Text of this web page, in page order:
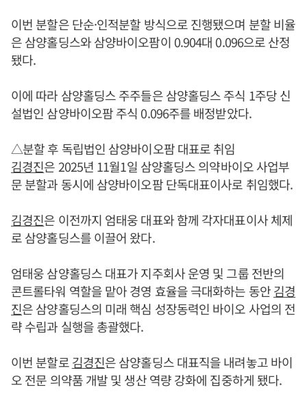
이번 분할은 단순·인적분할 방식으로 진행됐으며 분할 비율
은 삼양홀딩스와 삼양바이오팜이 0.904대 0.096으로 산정
됐다.
이에 따라 삼양홀딩스 주주들은 삼양홀딩스 주식 1주당 신
설법인 삼양바이오팜 주식 0.096주를 배정받았다.
△분할 후 독립법인 삼양바이오팜 대표로 취임
김경진은 2025년 11월1일 삼양홀딩스 의약바이오 사업부
문 분할과 동시에 삼양바이오팜 단독대표이사로 취임했다.
김경진은 이전까지 엄태웅 대표와 함께 각자대표이사 체제
로 삼양홀딩스를 이끌어 왔다.
엄태웅 삼양홀딩스 대표가 지주회사 운영 및 그룹 전반의
콘트롤타워 역할을 맡아 경영 효율을 극대화하는 동안김경
진은 삼양홀딩스의 미래 핵심 성장동력인 바이오 사업의 전
략 수립과 실행을 총괄했다.
이번 분할로김경진은 삼양홀딩스 대표직을 내려놓고 바이
오 전문 의약품 개발 및 생산 역량 강화에 집중하게 됐다.